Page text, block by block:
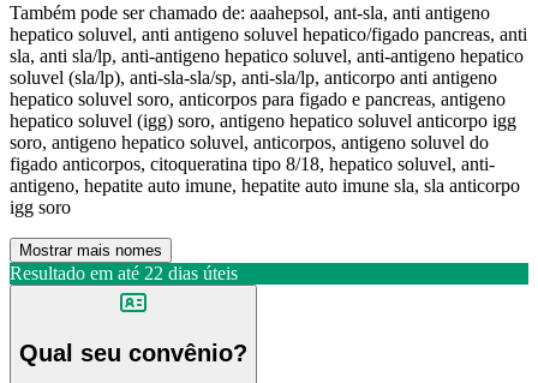
Também pode ser chamado de: aaahepsol, ant-sla, anti antigeno
hepatico soluvel, anti antigeno soluvel hepatico/figado pancreas, anti
sla, anti sla/lp, anti-antigeno hepatico soluvel, anti-antigeno hepatico
soluvel (sla/lp), anti-sla-sla/sp, anti-sla/lp, anticorpo anti antigeno
hepatico soluvel soro, anticorpos para figado e pancreas, antigeno
hepatico soluvel (igg) soro, antigeno hepatico soluvel anticorpo igg
soro, antigeno hepatico soluvel, anticorpos, antigeno soluvel do
figado anticorpos, citoqueratina tipo 8/18, hepatico soluvel, anti-
antigeno, hepatite auto imune, hepatite auto imune sla, sla anticorpo
igg soro
Mostrar mais nomes
Resultado em até 22 dias úteis
Qual seu convênio?